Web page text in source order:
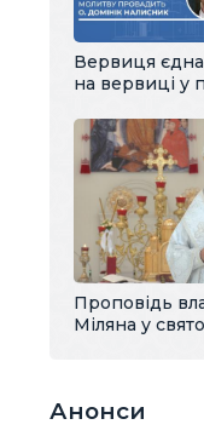
Вервиця
на вервиці у
Проповідь
Міляна у
Анонси